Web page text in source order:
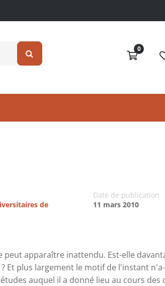
0
de
Date de publication
11 mars 2010
apparaître inattendu. Est-elle
Et plus largement le motif de l'instant
auquel il a donné lieu au cours des